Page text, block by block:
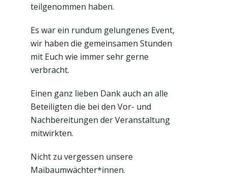
teilgenommen haben.
Es war ein rundum gelungenes Event,
wir haben die gemeinsamen Stunden
mit Euch wie immer sehr gerne
verbracht.
Einen ganz lieben Dank auch an alle
Beteiligten die bei den Vor- und
Nachbereitungen der Veranstaltung
mitwirkten.
Nicht zu vergessen unsere
Maibaumwächter*innen.